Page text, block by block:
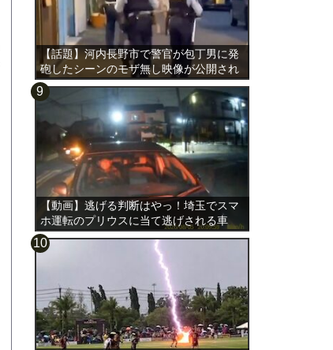
【話題】河内長野市で警官が包丁男に発
砲したシーンのモザ無し映像が公開され
る。
【動画】逃げる判断はやっ！埼玉でスマ
ホ運転のプリウスに当て逃げされる車
載。